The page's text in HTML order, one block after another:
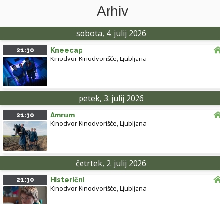
Arhiv
sobota, 4. julij 2026
21:30 Kneecap
Kinodvor Kinodvorišče,Ljubljana
petek, 3. julij 2026
21:30 Amrum
Kinodvor Kinodvorišče,Ljubljana
četrtek, 2. julij 2026
21:30 Histerični
Kinodvor Kinodvorišče,Ljubljana